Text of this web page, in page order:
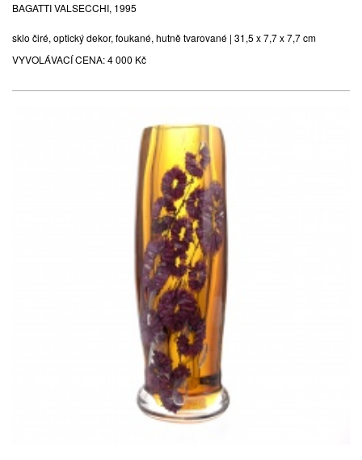
BAGATTI VALSECCHI, 1995
sklo čiré, optický dekor, foukané, hutně tvarované | 31,5 x 7,7 x 7,7 cm
VYVOLÁVACÍ CENA:4 000 Kč